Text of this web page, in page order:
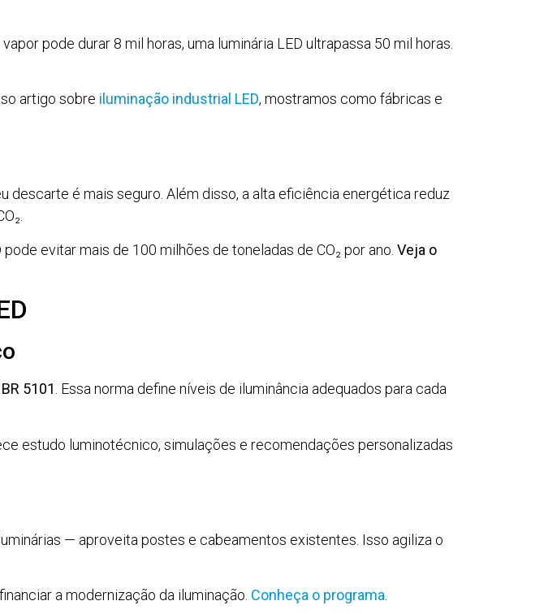
pode durar 8 mil horas, uma luminária LED ultrapassa 50 mil horas.
artigo sobre iluminação industrial LED, mostramos como fábricas e
descarte é mais seguro. Além disso, a alta eficiência energética reduz
evitar mais de 100 milhões de toneladas de CO₂ por ano. Veja o
5101 . Essa norma define níveis de iluminância adequados para cada
estudo luminotécnico, simulações e recomendações personalizadas
— aproveita postes e cabeamentos existentes. Isso agiliza o
a modernização da iluminação. Conheça o programa.